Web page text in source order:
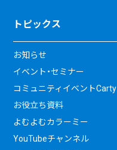
トピックス
お知らせ
イベント・セミナー
コミュニティイベントCarty
お役立ち資料
よむよむカラーミー
YouTubeチャンネル